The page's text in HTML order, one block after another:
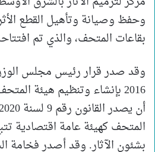
وحفظ وصيانة وتأهيل القطع
بقاعات المتحف، والذي تم افتتاحه
2016 بإنشاء وتنظيم هيئة
المتحف كهيئة عامة اقتصادية
بشئون الآثار. وقد أصدر فخامة